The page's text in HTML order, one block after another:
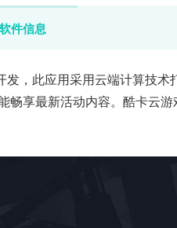
软件信息
，此应用采用云端计算技
享最新活动内容。酷卡云